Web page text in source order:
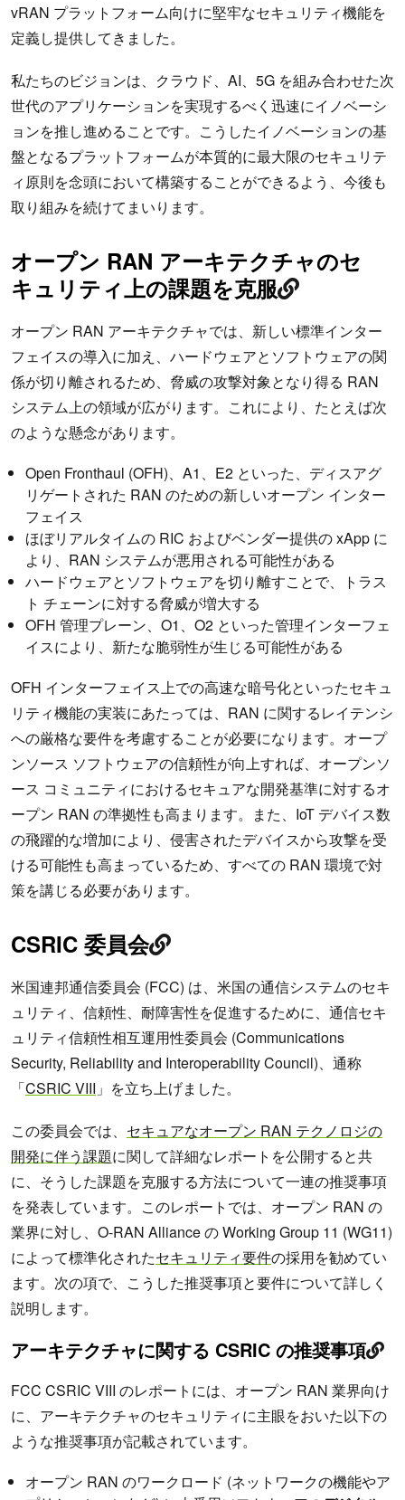
vRAN プラットフォーム向けに堅牢なセキュリティ機能を
定義し提供してきました。
私たちのビジョンは、クラウド、AI、5G を組み合わせた次
世代のアプリケーションを実現するべく迅速にイノベーシ
ョンを推し進めることです。こうしたイノベーションの基
盤となるプラットフォームが本質的に最大限のセキュリテ
ィ原則を念頭において構築することができるよう、今後も
取り組みを続けてまいります。
オープン RAN アーキテクチャのセ
キュリティ上の課題を克服
オープン RAN アーキテクチャでは、新しい標準インター
フェイスの導入に加え、ハードウェアとソフトウェアの関
係が切り離されるため、脅威の攻撃対象となり得る RAN
システム上の領域が広がります。これにより、たとえば次
のような懸念があります。
Open Fronthaul (OFH)、A1、E2 といった、ディスアグ
リゲートされた RAN のための新しいオープン インター
フェイス
ほぼリアルタイムの RIC およびベンダー提供の xApp に
より、RAN システムが悪用される可能性がある
ハードウェアとソフトウェアを切り離すことで、トラス
ト チェーンに対する脅威が増大する
OFH 管理プレーン、O1、O2 といった管理インターフェ
イスにより、新たな脆弱性が生じる可能性がある
OFH インターフェイス上での高速な暗号化といったセキュ
リティ機能の実装にあたっては、RAN に関するレイテンシ
への厳格な要件を考慮することが必要になります。オープ
ンソース ソフトウェアの信頼性が向上すれば、オープンソ
ース コミュニティにおけるセキュアな開発基準に対するオ
ープン RAN の準拠性も高まります。また、IoT デバイス数
の飛躍的な増加により、侵害されたデバイスから攻撃を受
ける可能性も高まっているため、すべての RAN 環境で対
策を講じる必要があります。
CSRIC 委員会
米国連邦通信委員会 (FCC) は、米国の通信システムのセキ
ュリティ、信頼性、耐障害性を促進するために、通信セキ
ュリティ信頼性相互運用性委員会 (Communications
Security, Reliability and Interoperability Council)、通称
「CSRIC VIII 」を立ち上げました。
この委員会では、 セキュアなオープン RAN テクノロジの
開発に伴う課題に関して詳細なレポートを公開すると共
に、そうした課題を克服する方法について一連の推奨事項
を発表しています。このレポートでは、オープン RAN の
業界に対し、O-RAN Alliance の Working Group 11 (WG11)
によって標準化されたセキュリティ要件の採用を勧めてい
ます。次の項で、こうした推奨事項と要件について詳しく
説明します。
アーキテクチャに関する CSRIC の推奨事項
FCC CSRIC VIII のレポートには、オープン RAN 業界向け
に、アーキテクチャのセキュリティに主眼をおいた以下の
ような推奨事項が記載されています。
オープン RAN のワークロード (ネットワークの機能やア